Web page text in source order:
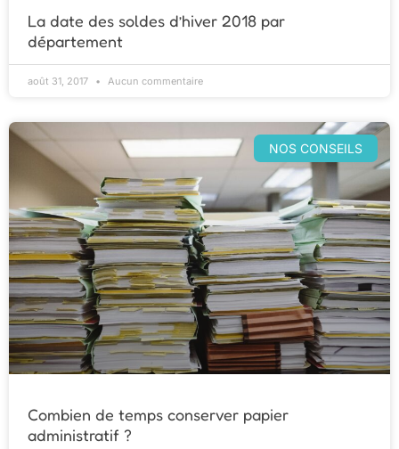
La date des soldes d’hiver 2018 par
département
août 31, 2017 Aucun commentaire
NOS CONSEILS
Combien de temps conserver papier
administratif ?